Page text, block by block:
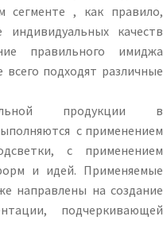
сегменте , как правило,
индивидуальных качеств
правильного имиджа
подходят различные
продукции в
с применением
с применением
и идей. Применяемые
направлены на создание
подчеркивающей